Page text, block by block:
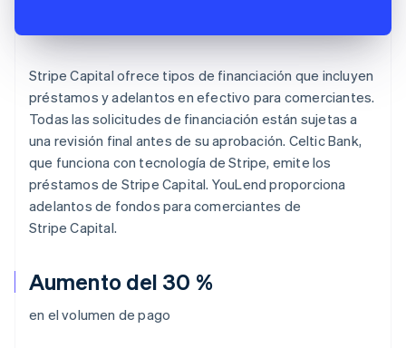
Aumento del 30 %
en el volumen de pago
Stripe Capital ofrece tipos de financiación que incluyen
préstamos y adelantos en efectivo para comerciantes.
Todas las solicitudes de financiación están sujetas a
una revisión final antes de su aprobación. Celtic Bank,
que funciona con tecnología de Stripe, emite los
préstamos de Stripe Capital. YouLend proporciona
adelantos de fondos para comerciantes de
Stripe Capital.